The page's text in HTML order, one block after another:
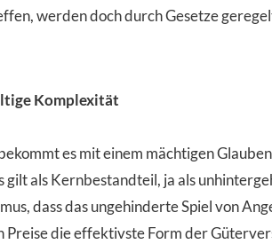
werden doch durch Gesetze
Komplexität
es mit einem mächtigen
gilt als Kernbestandteil, ja als
dass das ungehinderte Spiel von
Preise die effektivste Form der